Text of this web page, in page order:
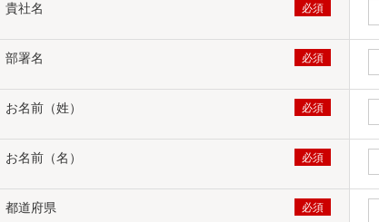
貴社名
部署名
お名前（姓）
お名前（名）
都道府県